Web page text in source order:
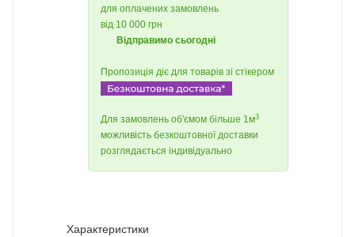
для оплачених замовлень
від 10 000 грн
Відправимо сьогодні
Пропозиція діє для товарів зі стікером
Для замовлень об'ємом більше 1м3
можливість безкоштовної доставки
розглядається індивідуально
Характеристики